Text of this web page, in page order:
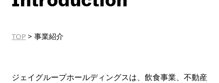
TOP > 事業紹介
ジェイグループホールディングスは、飲食事業、不動産